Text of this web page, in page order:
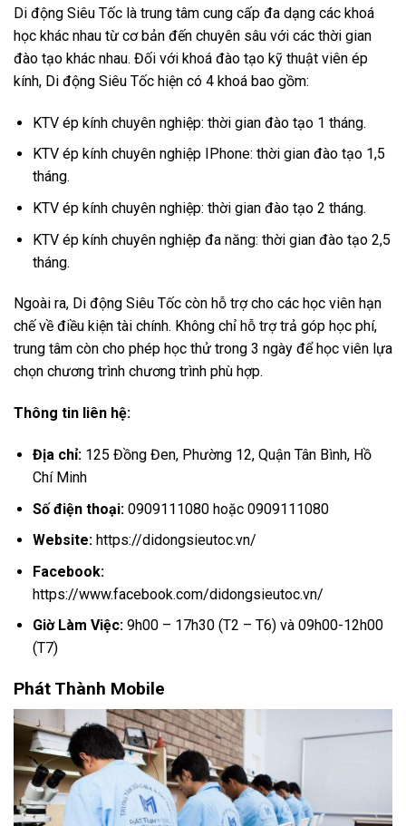
Di động Siêu Tốc là trung tâm cung cấp đa dạng các khoá
học khác nhau từ cơ bản đến chuyên sâu với các thời gian
đào tạo khác nhau. Đối với khoá đào tạo kỹ thuật viên ép
kính, Di động Siêu Tốc hiện có 4 khoá bao gồm:
KTV ép kính chuyên nghiệp: thời gian đào tạo 1 tháng.
KTV ép kính chuyên nghiệp IPhone: thời gian đào tạo 1,5
tháng.
KTV ép kính chuyên nghiệp: thời gian đào tạo 2 tháng.
KTV ép kính chuyên nghiệp đa năng: thời gian đào tạo 2,5
tháng.
Ngoài ra, Di động Siêu Tốc còn hỗ trợ cho các học viên hạn
chế về điều kiện tài chính. Không chỉ hỗ trợ trả góp học phí,
trung tâm còn cho phép học thử trong 3 ngày để học viên lựa
chọn chương trình chương trình phù hợp.
Thông tin liên hệ:
Địa chỉ:125 Đồng Đen, Phường 12, Quận Tân Bình, Hồ
Chí Minh
Số điện thoại:0909111080 hoặc 0909111080
Website:https://didongsieutoc.vn/
Facebook:
https://www.facebook.com/didongsieutoc.vn/
Giờ Làm Việc:9h00 – 17h30 (T2 – T6) và 09h00-12h00
(T7)
Phát Thành Mobile